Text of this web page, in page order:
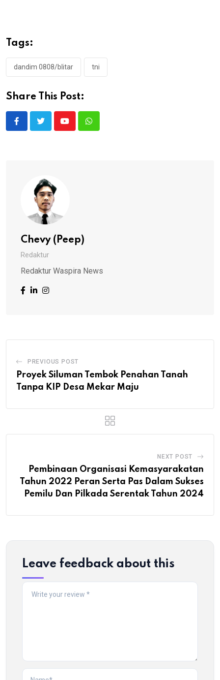
Tags:
dandim 0808/blitar tni
Share This Post:
YoutubeWhatsapp
Chevy (Peep)
Redaktur
Redaktur Waspira News
PREVIOUS POST
Proyek Siluman Tembok Penahan Tanah
Tanpa KIP Desa Mekar Maju
NEXT POST
Pembinaan Organisasi Kemasyarakatan
Tahun 2022 Peran Serta Pas Dalam Sukses
Pemilu Dan Pilkada Serentak Tahun 2024
Leave feedback about this